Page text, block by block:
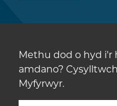
Methu dod o hyd i'r
amdano?
Myfyrwyr.